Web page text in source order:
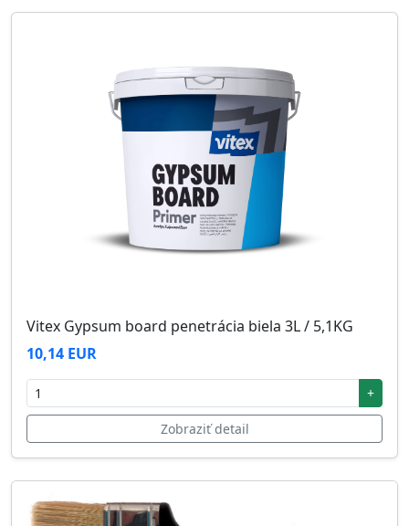
Vitex Gypsum board penetrácia biela 3L / 5,1KG
10,14 EUR
+
Zobraziť detail